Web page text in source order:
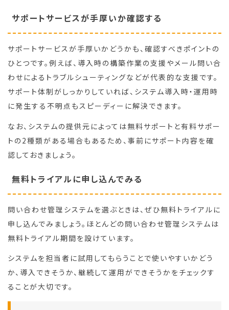
サポートサービスが手厚いか確認する
サポートサービスが手厚いかどうかも、確認すべきポイントの
ひとつです。例えば、導入時の構築作業の支援やメール問い合
わせによるトラブルシューティングなどが代表的な支援です。
サポート体制がしっかりしていれば、システム導入時・運用時
に発生する不明点もスピーディーに解決できます。
なお、システムの提供元によっては無料サポートと有料サポー
トの2種類がある場合もあるため、事前にサポート内容を確
認しておきましょう。
無料トライアルに申し込んでみる
問い合わせ管理システムを選ぶときは、ぜひ無料トライアルに
申し込んでみましょう。ほとんどの問い合わせ管理システムは
無料トライアル期間を設けています。
システムを担当者に試用してもらうことで使いやすいかどう
か、導入できそうか、継続して運用ができそうかをチェックす
ることが大切です。